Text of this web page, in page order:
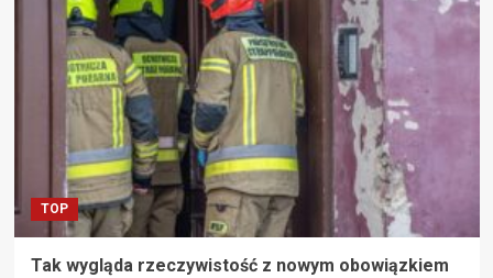
TOP
Tak wygląda rzeczywistość z nowym obowiązkiem